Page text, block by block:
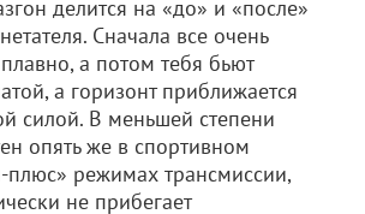
делится на «до» и «после»
Сначала все очень
а потом тебя бьют
а горизонт приближается
силой. В меньшей степени
опять же в спортивном
плюс» режимах трансмиссии,
не прибегает